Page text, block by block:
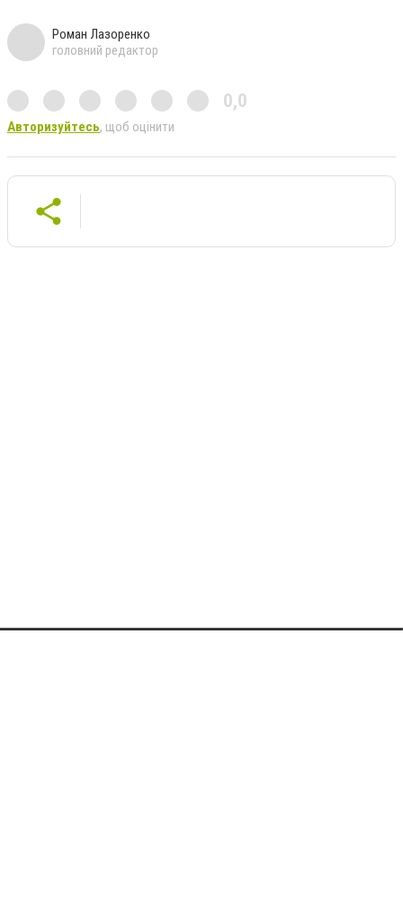
Роман Лазоренко
головний редактор
0,0
Авторизуйтесь, щоб оцінити